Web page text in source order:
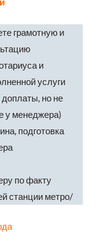
грамотную и
и
услуги
доплаты, но не
у менеджера)
подготовка
по факту
станции метро/